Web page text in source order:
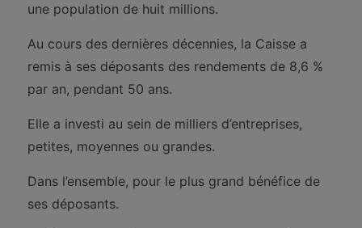
une population de huit millions.
Au cours des dernières décennies, la Caisse a
remis à ses déposants des rendements de 8,6 %
par an, pendant 50 ans.
Elle a investi au sein de milliers d’entreprises,
petites, moyennes ou grandes.
Dans l’ensemble, pour le plus grand bénéfice de
ses déposants.